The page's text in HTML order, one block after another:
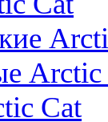
Cat